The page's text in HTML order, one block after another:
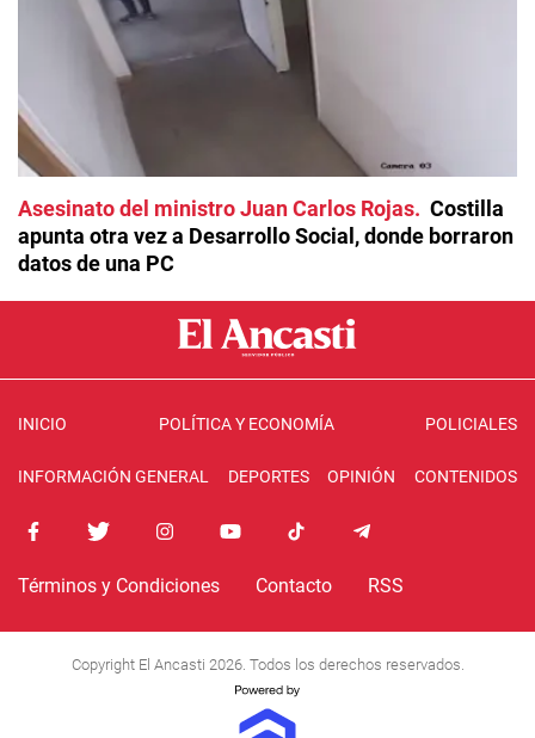
Asesinato del ministro Juan Carlos Rojas
Costilla
apunta otra vez a Desarrollo Social, donde borraron
datos de una PC
INICIO POLÍTICA Y ECONOMÍA POLICIALES
INFORMACIÓN GENERAL DEPORTES OPINIÓN CONTENIDOS
Términos y Condiciones Contacto RSS
Copyright El Ancasti 2026. Todos los derechos reservados.